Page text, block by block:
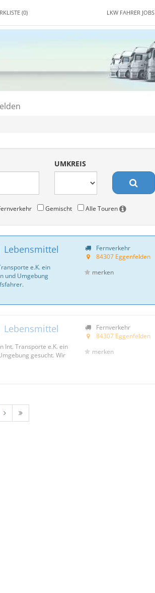
(0) LKW FAHRER JOBS
UMKREIS
Gemischt Alle Touren
e.K. ein
und Umgebung
Fernverkehr
84307 Eggenfelden
merken
Int. Transporte e.K. ein
gesucht. Wir
Fernverkehr
84307 Eggenfelden
merken